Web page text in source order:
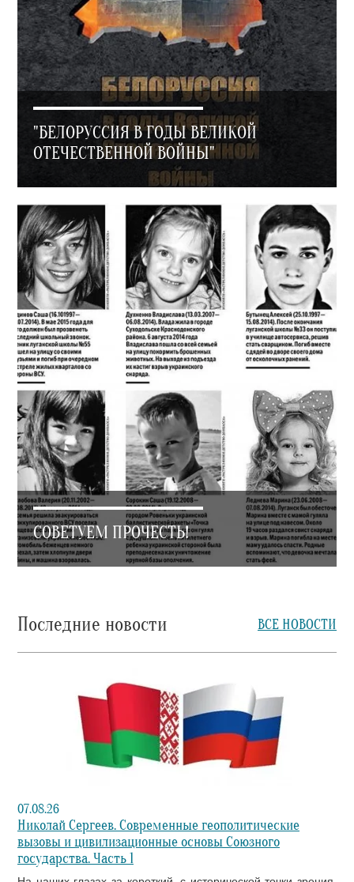
"БЕЛОРУССИЯ В ГОДЫ ВЕЛИКОЙ
ОТЕЧЕСТВЕННОЙ ВОЙНЫ"
СОВЕТУЕМ ПРОЧЕСТЬ!
Последние новости ВСЕ НОВОСТИ
07.08.26
Николай Сергеев. Современные геополитические
вызовы и цивилизационные основы Союзного
государства. Часть 1